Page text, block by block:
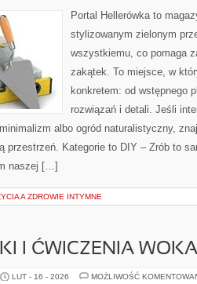
Portal Hellerówka to
stylizowanym zielonym
wszystkiemu, co pomaga
zakątek. To miejsce, w
konkretem: od wstępnego
rozwiązań i detali. Jeśli
albo ogród naturalistyczny,
przestrzeń. Kategorie to DIY – Zrób to
naszej […]
A ZDROWIE INTYMNE
I ĆWICZENIA
LUT - 16 - 2026 MOŻLIWOŚĆ